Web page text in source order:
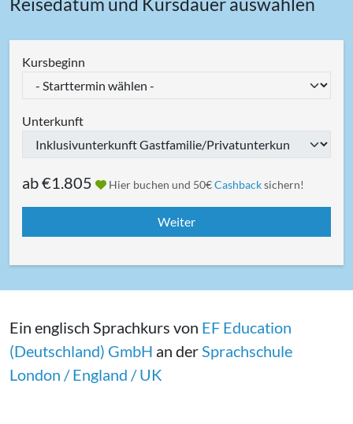
Kursbeginn
Unterkunft
ab€1.805 Hier buchen und 50€Cashbacksichern!
Ein englisch Sprachkurs von EF Education
(Deutschland) GmbH an der Sprachschule
London / England / UK